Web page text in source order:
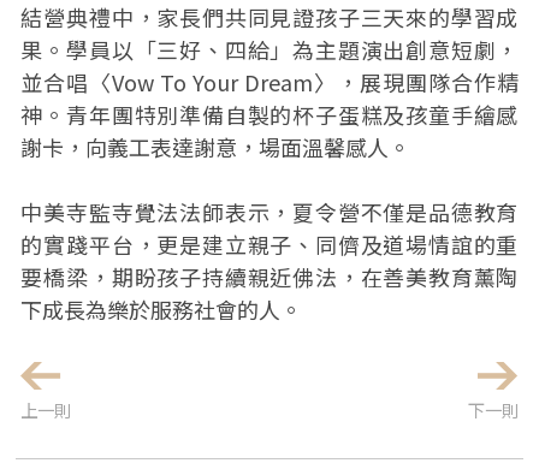
結營典禮中，家長們共同見證孩子三天來的學習成
果。學員以「三好、四給」為主題演出創意短劇，
並合唱〈Vow To Your Dream〉，展現團隊合作精
神。青年團特別準備自製的杯子蛋糕及孩童手繪感
謝卡，向義工表達謝意，場面溫馨感人。
中美寺監寺覺法法師表示，夏令營不僅是品德教育
的實踐平台，更是建立親子、同儕及道場情誼的重
要橋梁，期盼孩子持續親近佛法，在善美教育薰陶
下成長為樂於服務社會的人。
上一則 下一則